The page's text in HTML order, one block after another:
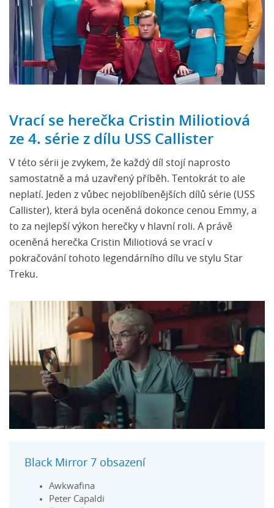
Vrací se herečka Cristin Miliotiová
ze 4. série z dílu USS Callister
V této sérii je zvykem, že každý díl stojí naprosto
samostatně a má uzavřený příběh. Tentokrát to ale
neplatí. Jeden z vůbec nejoblíbenějších dílů série (USS
Callister), která byla oceněná dokonce cenou Emmy, a
to za nejlepší výkon herečky v hlavní roli. A právě
oceněná herečka Cristin Miliotiová se vrací v
pokračování tohoto legendárního dílu ve stylu Star
Treku.
Black Mirror 7 obsazení
Awkwafina
Peter Capaldi